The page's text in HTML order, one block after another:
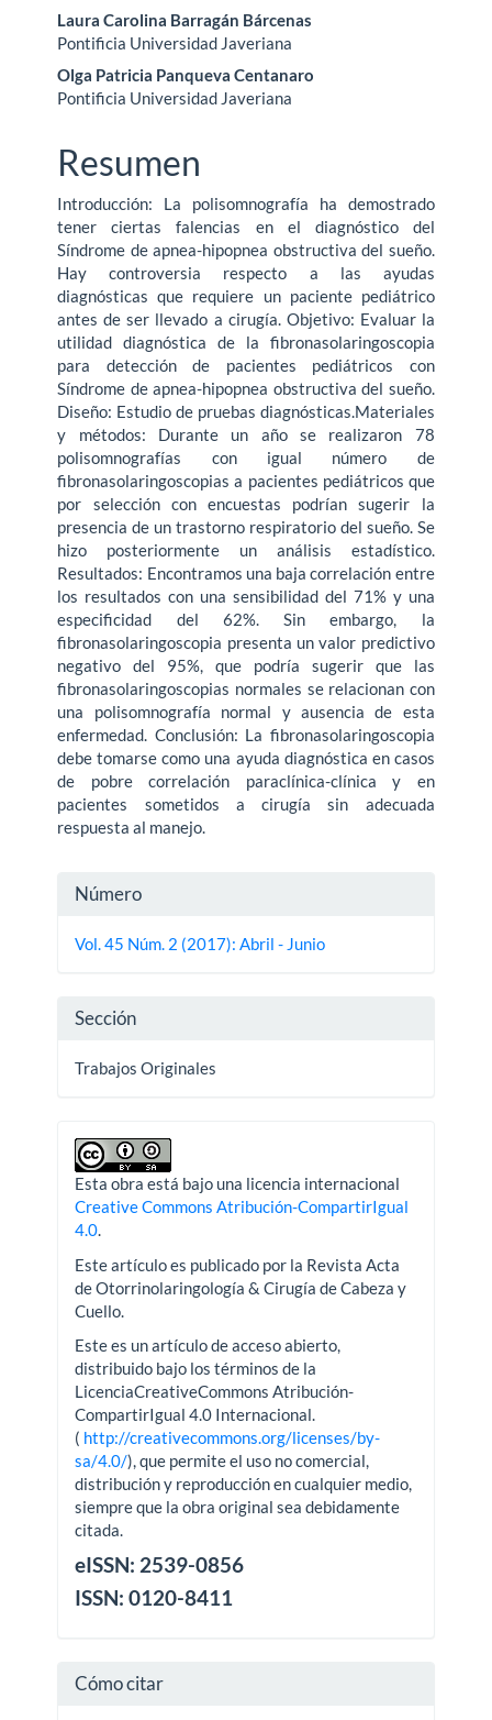
Laura Carolina Barragán Bárcenas
Pontificia Universidad Javeriana
Olga Patricia Panqueva Centanaro
Pontificia Universidad Javeriana
Resumen
Introducción: La polisomnografía ha demostrado
tener ciertas falencias en el diagnóstico del
Síndrome de apnea-hipopnea obstructiva del sueño.
Hay controversia respecto a las ayudas
diagnósticas que requiere un paciente pediátrico
antes de ser llevado a cirugía. Objetivo: Evaluar la
utilidad diagnóstica de la fibronasolaringoscopia
para detección de pacientes pediátricos con
Síndrome de apnea-hipopnea obstructiva del sueño.
Diseño: Estudio de pruebas diagnósticas.Materiales
y métodos: Durante un año se realizaron 78
polisomnografías con igual número de
fibronasolaringoscopias a pacientes pediátricos que
por selección con encuestas podrían sugerir la
presencia de un trastorno respiratorio del sueño. Se
hizo posteriormente un análisis estadístico.
Resultados: Encontramos una baja correlación entre
los resultados con una sensibilidad del 71% y una
especificidad del 62%. Sin embargo, la
fibronasolaringoscopia presenta un valor predictivo
negativo del 95%, que podría sugerir que las
fibronasolaringoscopias normales se relacionan con
una polisomnografía normal y ausencia de esta
enfermedad. Conclusión: La fibronasolaringoscopia
debe tomarse como una ayuda diagnóstica en casos
de pobre correlación paraclínica-clínica y en
pacientes sometidos a cirugía sin adecuada
respuesta al manejo.
Detalles
del
Número
Vol. 45 Núm. 2 (2017): Abril - Junio
Sección
Trabajos Originales
Esta obra está bajo una licencia internacional
Creative Commons Atribución-CompartirIgual
4.0.
Este artículo es publicado por la Revista Acta
de Otorrinolaringología & Cirugía de Cabeza y
Cuello.
Este es un artículo de acceso abierto,
distribuido bajo los términos de la
LicenciaCreativeCommons Atribución-
CompartirIgual 4.0 Internacional.
( http://creativecommons.org/licenses/by-
sa/4.0/), que permite el uso no comercial,
distribución y reproducción en cualquier medio,
siempre que la obra original sea debidamente
citada.
eISSN: 2539-0856
ISSN: 0120-8411
Cómo citar